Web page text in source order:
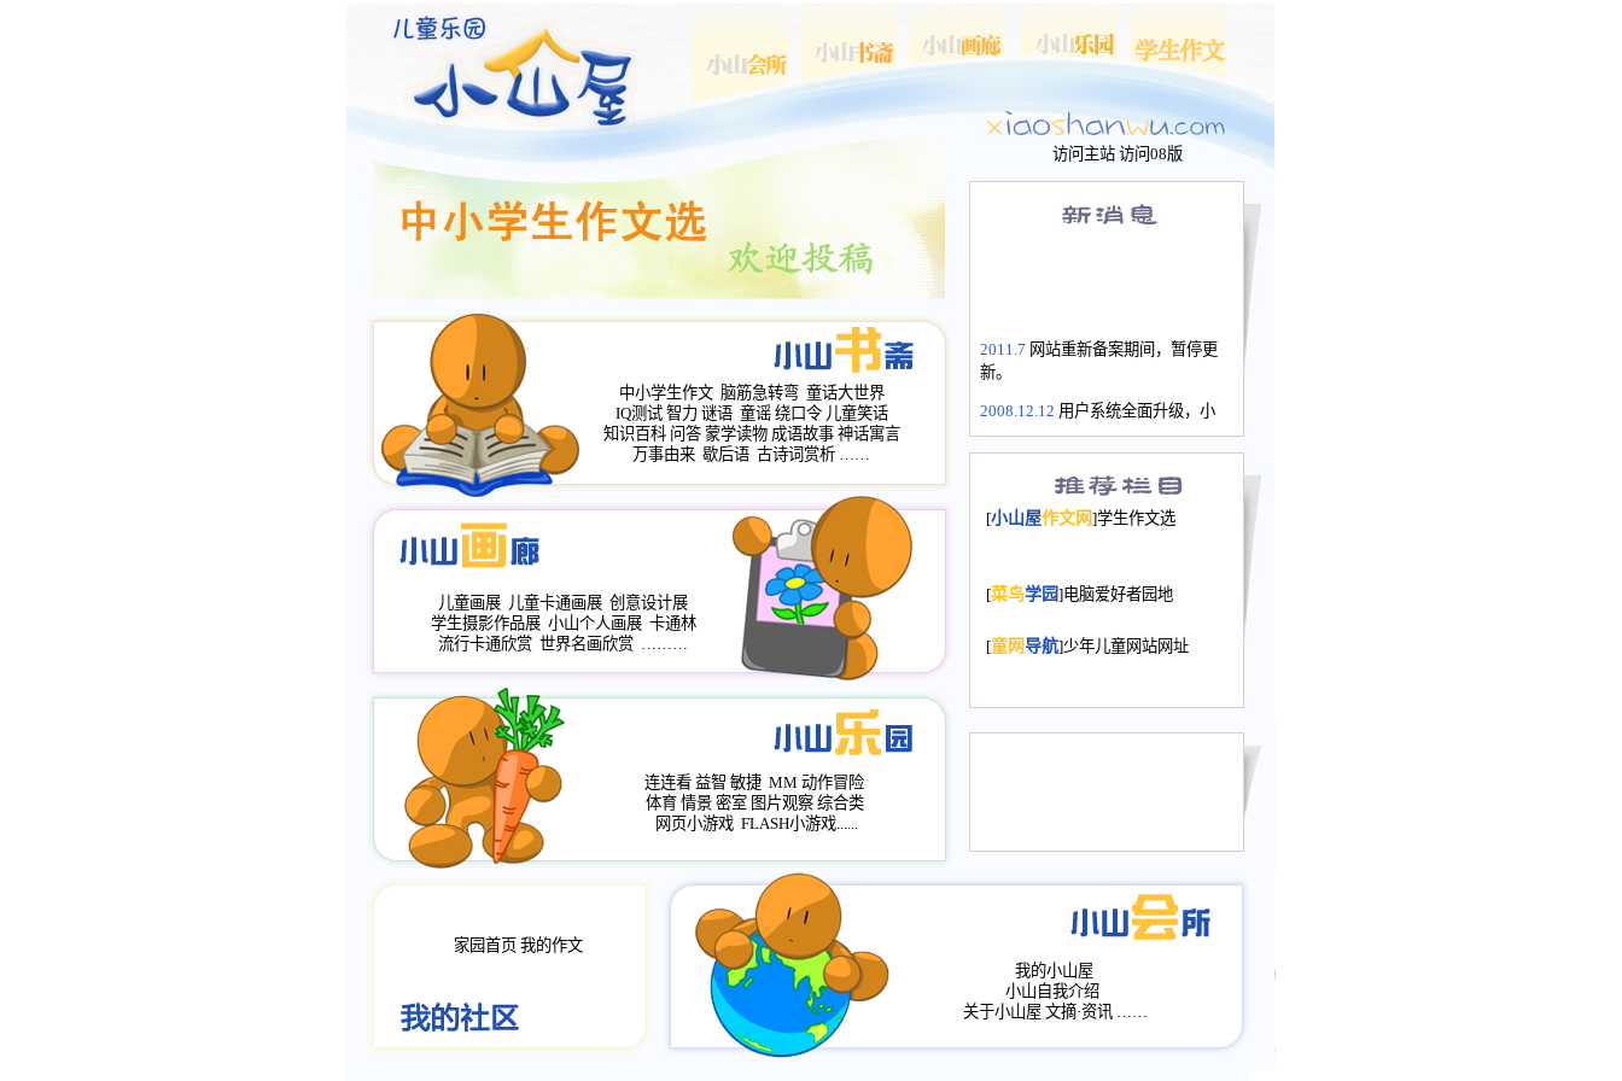
访问主站 访问08版
2011.7 网站重新备案期间，暂停更
新。
2008.12.12 用户系统全面升级，小
长会、家园网－个人空间，用户一
次注册全部通行。
2008.12.12家园网正式运行，域
年，2009版提前启用，小山屋全面
小山画廊均增加多个新栏目。。
评分、顶功能，作文宝典改版。
[小山屋作文网]学生作文选
[菜鸟学园]电脑爱好者园地
[童网导航]少年儿童网站网址
中小学生作文 脑筋急转弯 童话大世界
IQ测试 智力 谜语 童谣 绕口令 儿童笑话
知识百科 问答 蒙学读物 成语故事 神话寓言
万事由来 歇后语 古诗词赏析 ……
儿童画展 儿童卡通画展 创意设计展
学生摄影作品展 小山个人画展 卡通林
流行卡通欣赏 世界名画欣赏 ………
连连看 益智 敏捷 MM 动作冒险
体育 情景 密室 图片观察 综合类
网页小游戏 FLASH小游戏......
家园首页 我的作文
我的小山屋
小山自我介绍
关于小山屋 文摘·资讯 ……